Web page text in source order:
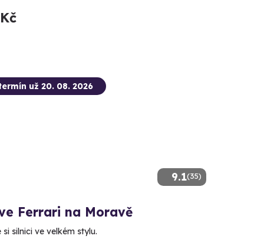
9.1(35)
už 20. 08. 2026
Ferrari na Moravě
silnici ve velkém stylu.